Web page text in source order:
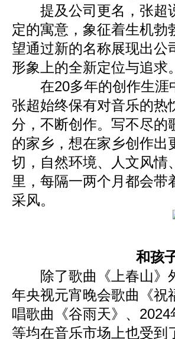
提及公司更名，张超说
定的寓意，象征着生机
望通过新的名称展现出公
形象上的全新定位与追求。
在20多年的创作生涯
张超始终保有对音乐的热
分，不断创作。写不尽的
的家乡，想在家乡创作出
切，自然环境、人文风情
里，每隔一两个月都会
采风。
和孩
除了歌曲《上春山》
年央视元宵晚会歌曲《祝
唱歌曲《谷雨天》、
等均在音乐市场上也受到